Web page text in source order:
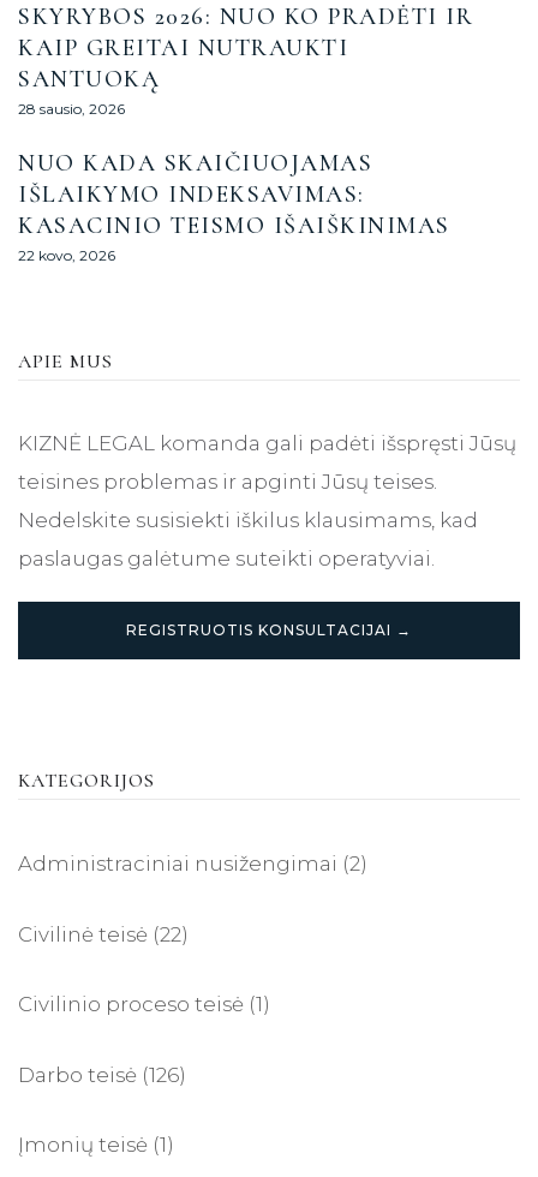
SKYRYBOS 2026: NUO KO PRADĖTI IR
KAIP GREITAI NUTRAUKTI
SANTUOKĄ
28 sausio, 2026
NUO KADA SKAIČIUOJAMAS
IŠLAIKYMO INDEKSAVIMAS:
KASACINIO TEISMO IŠAIŠKINIMAS
22 kovo, 2026
APIE MUS
KIZNĖ LEGAL komanda gali padėti išspręsti Jūsų
teisines problemas ir apginti Jūsų teises.
Nedelskite susisiekti iškilus klausimams, kad
paslaugas galėtume suteikti operatyviai.
REGISTRUOTIS KONSULTACIJAI →
KATEGORIJOS
Administraciniai nusižengimai (2)
Civilinė teisė (22)
Civilinio proceso teisė (1)
Darbo teisė (126)
Įmonių teisė (1)